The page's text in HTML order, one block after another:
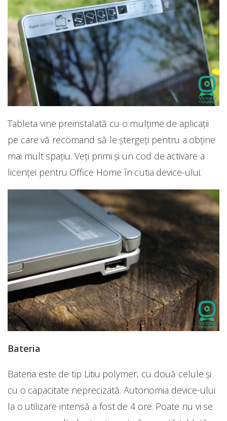
Tableta vine preinstalată cu o mulțime de aplicații
pe care vă recomand să le ștergeți pentru a obține
mai mult spațiu. Veți primi și un cod de activare a
licenței pentru Office Home în cutia device-ului.
Bateria
Bateria este de tip Litiu polymer, cu două celule și
cu o capacitate neprecizată. Autonomia device-ului
la o utilizare intensă a fost de 4 ore. Poate nu vi se